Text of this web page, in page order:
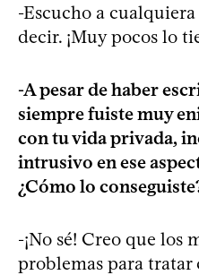
-Escucho a
decir. ¡Muy pocos lo
-A pesar de haber
siempre fuiste muy
con tu vida privada,
intrusivo en ese
¿Cómo lo
-¡No sé! Creo que los
problemas para tratar